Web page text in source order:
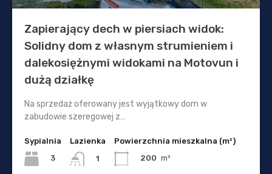
Zapierający dech w piersiach widok:
Solidny dom z własnym strumieniem i
dalekosiężnymi widokami na Motovun i
dużą działkę
Na sprzedaż oferowany jest wyjątkowy dom w
zabudowie szeregowej z…
Sypialnia
3
Lazienka
1
Powierzchnia mieszkalna (m²)
200 m²